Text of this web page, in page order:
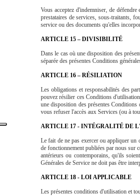
Vous acceptez d'indemniser, de
prestataires de services, sous-traitants,
service ou des documents qu'elles
ARTICLE 15 – DIVISIBILITÉ
Dans le cas où une disposition des
séparée des présentes Conditions
ARTICLE 16 – RÉSILIATION
Les obligations et responsabilités des
pouvez résilier ces Conditions
une disposition des présentes Conditions
vous refuser l'accès aux Services (ou à
ARTICLE 17 - INTÉGRALITÉ DE
Le fait de ne pas exercer ou appliquer un
de fonctionnement publiées par nous sur
antérieurs ou contemporains, qu'ils
Générales de Service ne doit pas être
ARTICLE 18 - LOI APPLICABLE
Les présentes conditions d'utilisation et